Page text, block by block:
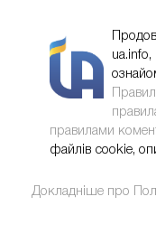
ua.info,
правилами
файлів cookie,
Докладніше про